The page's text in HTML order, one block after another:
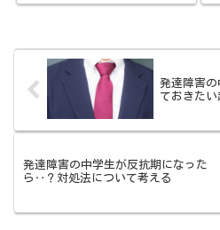
発達障害の
ておきた
発達障害の中学生が反抗期になった
ら‥？対処法について考える